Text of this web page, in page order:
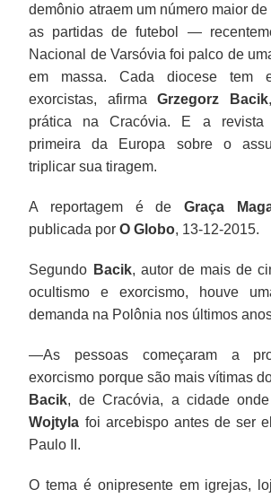
demônio atraem um número maior
as partidas de futebol —
Nacional de Varsóvia foi palco de
em massa. Cada diocese tem
exorcistas, afirmaGrzegorz Bacik
prática na Cracóvia. E a revista
primeira da Europa sobre o
triplicar sua tiragem.
A reportagem é de Graça
publicada porO Globo, 13-12-2015.
Segundo Bacik, autor de mais de
ocultismo e exorcismo, houve
demanda na Polônia nos últimos
—As pessoas começaram a
exorcismo porque são mais vítimas
Bacik, de Cracóvia, a cidade
Wojtyla foi arcebispo antes de ser
Paulo II.
O tema é onipresente em igrejas,